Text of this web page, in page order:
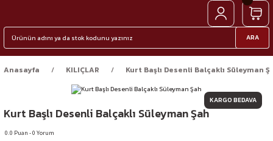
ARA
Anasayfa KILIÇLAR Kurt Başlı Desenli Balçaklı Süleyman
KARGO BEDAVA
Kurt Başlı Desenli Balçaklı Süleyman Şah
0.0 Puan - 0 Yorum